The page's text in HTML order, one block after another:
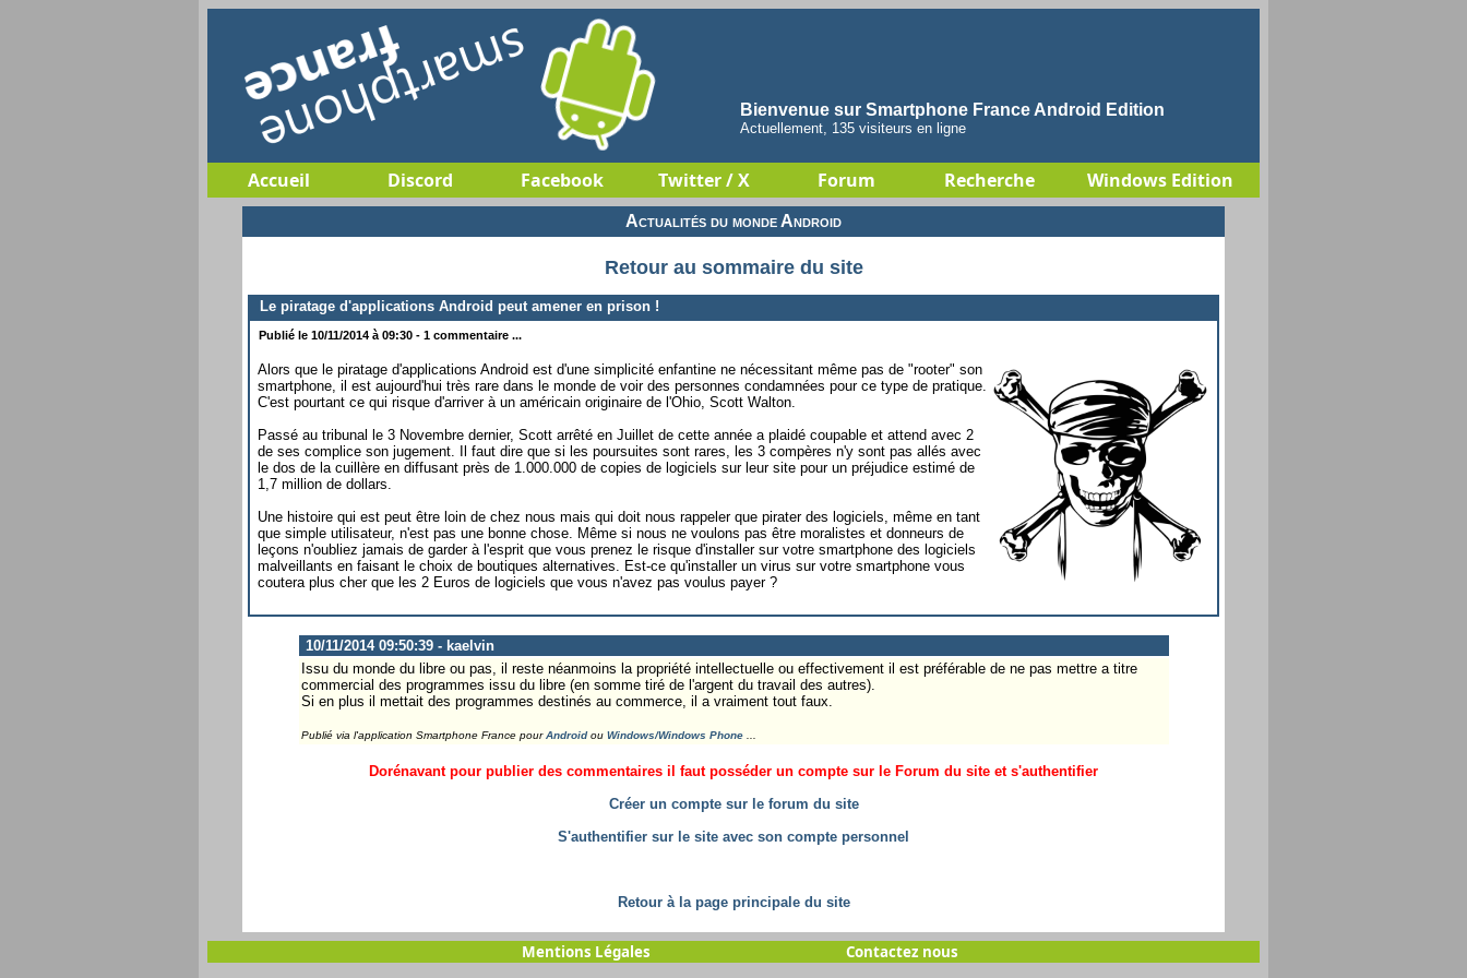
Bienvenue sur Smartphone France Android Edition
Actuellement, 135 visiteurs en ligne
Accueil Discord Facebook Twitter / X Forum Recherche Windows Edition
Actualités du monde Android
Retour au sommaire du site
Le piratage d'applications Android peut amener en prison !
Publié le 10/11/2014 à 09:30 - 1 commentaire ...
Alors que le piratage d'applications Android est d'une simplicité enfantine ne nécessitant même pas de "rooter" son
smartphone, il est aujourd'hui très rare dans le monde de voir des personnes condamnées pour ce type de pratique.
C'est pourtant ce qui risque d'arriver à un américain originaire de l'Ohio, Scott Walton.
Passé au tribunal le 3 Novembre dernier, Scott arrêté en Juillet de cette année a plaidé coupable et attend avec 2
de ses complice son jugement. Il faut dire que si les poursuites sont rares, les 3 compères n'y sont pas allés avec
le dos de la cuillère en diffusant près de 1.000.000 de copies de logiciels sur leur site pour un préjudice estimé de
1,7 million de dollars.
Une histoire qui est peut être loin de chez nous mais qui doit nous rappeler que pirater des logiciels, même en tant
que simple utilisateur, n'est pas une bonne chose. Même si nous ne voulons pas être moralistes et donneurs de
leçons n'oubliez jamais de garder à l'esprit que vous prenez le risque d'installer sur votre smartphone des logiciels
malveillants en faisant le choix de boutiques alternatives. Est-ce qu'installer un virus sur votre smartphone vous
coutera plus cher que les 2 Euros de logiciels que vous n'avez pas voulus payer ?
10/11/2014 09:50:39 - kaelvin
Issu du monde du libre ou pas, il reste néanmoins la propriété intellectuelle ou effectivement il est préférable de ne pas mettre a titre
commercial des programmes issu du libre (en somme tiré de l'argent du travail des autres).
Si en plus il mettait des programmes destinés au commerce, il a vraiment tout faux.
Publié via l'application Smartphone France pourAndroidou Windows/Windows Phone...
Dorénavant pour publier des commentaires il faut posséder un compte sur le Forum du site et s'authentifier
Créer un compte sur le forum du site
S'authentifier sur le site avec son compte personnel
Retour à la page principale du site
Mentions Légales Contactez nous